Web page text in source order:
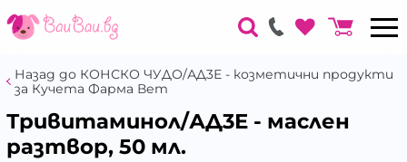
Назад до КОНСКО ЧУДО/АД3Е - козметични продукти
за Кучета Фарма Вет
Тривитаминол/АД3Е - маслен
разтвор, 50 мл.